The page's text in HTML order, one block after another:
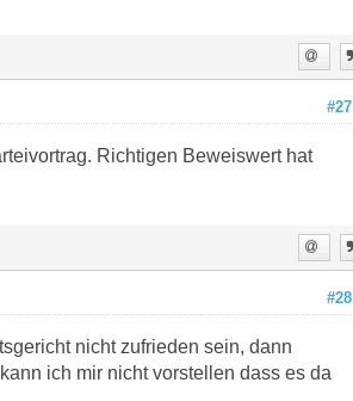
#27
Richtigen Beweiswert hat
#28
nicht zufrieden sein, dann
ich mir nicht vorstellen dass es da